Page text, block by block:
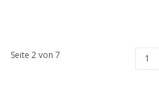
Seite 2 von 7 1